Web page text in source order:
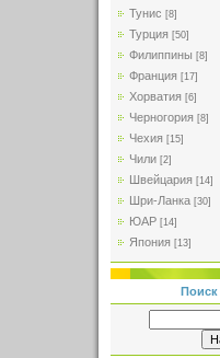
Тунис [8]
Турция [50]
Филиппины [8]
Франция [17]
Хорватия [6]
Черногория [8]
Чехия [15]
Чили [2]
Швейцария [14]
Шри-Ланка [30]
ЮАР [14]
Япония [13]
Поиск